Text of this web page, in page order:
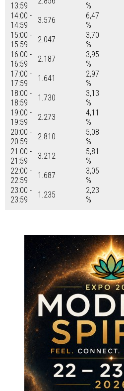
13:59
%
14:00 -
14:59
3.576
6,47
%
15:00 -
15:59
2.047
3,70
%
16:00 -
16:59
2.187
3,95
%
17:00 -
17:59
1.641
2,97
%
18:00 -
18:59
1.730
3,13
%
19:00 -
19:59
2.273
4,11
%
20:00 -
20:59
2.810
5,08
%
21:00 -
21:59
3.212
5,81
%
22:00 -
22:59
1.687
3,05
%
23:00 -
23:59
1.235
2,23
%